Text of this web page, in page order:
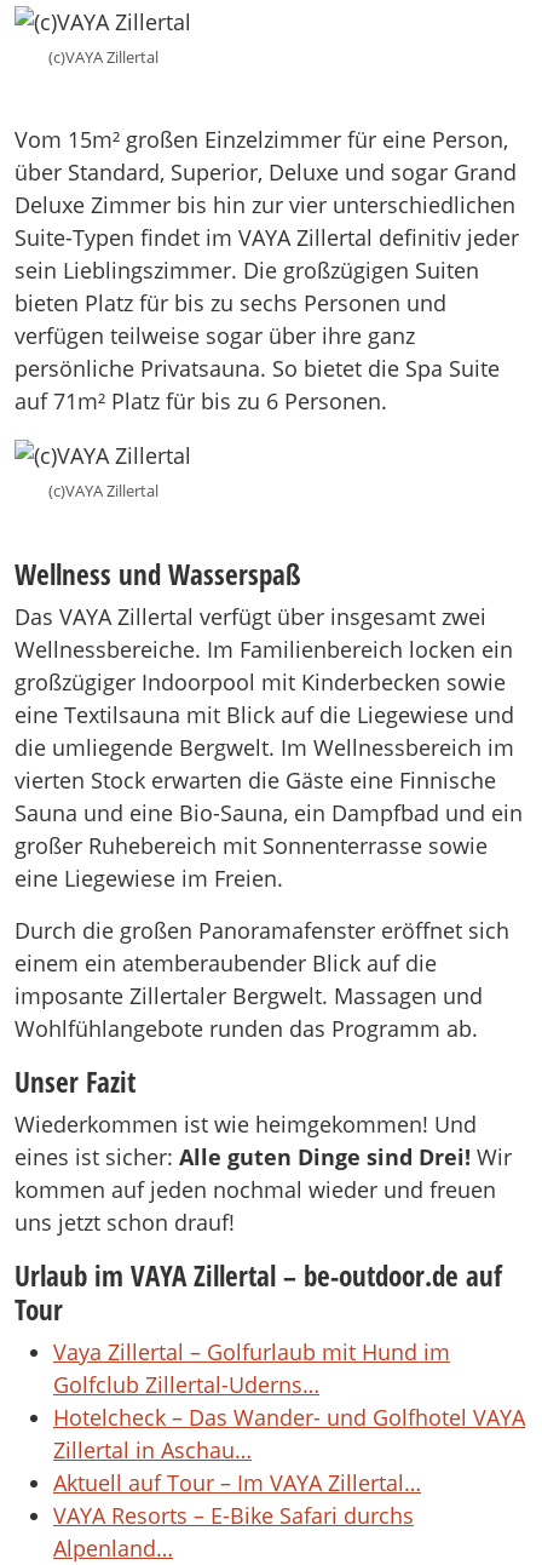
(c)VAYA Zillertal
Vom 15m² großen Einzelzimmer für eine Person,
über Standard, Superior, Deluxe und sogar Grand
Deluxe Zimmer bis hin zur vier unterschiedlichen
Suite-Typen findet im VAYA Zillertal definitiv jeder
sein Lieblingszimmer. Die großzügigen Suiten
bieten Platz für bis zu sechs Personen und
verfügen teilweise sogar über ihre ganz
persönliche Privatsauna. So bietet die Spa Suite
auf 71m² Platz für bis zu 6 Personen.
(c)VAYA Zillertal
Wellness und Wasserspaß
Das VAYA Zillertal verfügt über insgesamt zwei
Wellnessbereiche. Im Familienbereich locken ein
großzügiger Indoorpool mit Kinderbecken sowie
eine Textilsauna mit Blick auf die Liegewiese und
die umliegende Bergwelt. Im Wellnessbereich im
vierten Stock erwarten die Gäste eine Finnische
Sauna und eine Bio-Sauna, ein Dampfbad und ein
großer Ruhebereich mit Sonnenterrasse sowie
eine Liegewiese im Freien.
Durch die großen Panoramafenster eröffnet sich
einem ein atemberaubender Blick auf die
imposante Zillertaler Bergwelt. Massagen und
Wohlfühlangebote runden das Programm ab.
Unser Fazit
Wiederkommen ist wie heimgekommen! Und
eines ist sicher: Alle guten Dinge sind Drei! Wir
kommen auf jeden nochmal wieder und freuen
uns jetzt schon drauf!
Urlaub im VAYA Zillertal – be-outdoor.de auf
Tour
Vaya Zillertal – Golfurlaub mit Hund im
Golfclub Zillertal-Uderns…
Hotelcheck – Das Wander- und Golfhotel VAYA
Zillertal in Aschau…
Aktuell auf Tour – Im VAYA Zillertal…
VAYA Resorts – E-Bike Safari durchs
Alpenland…